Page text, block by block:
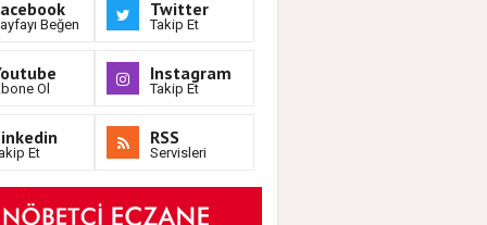
Beğen
Twitter
Takip Et
Ol
Instagram
Takip Et
Et
RSS
Servisleri